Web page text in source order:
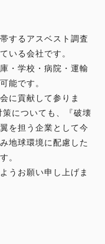
するアスベスト調査
いる会社です。
・学校・病院・運輸
能です。
に貢献して参りま
についても、『破壊
を担う企業として今
地球環境に配慮した
。
うお願い申し上げま